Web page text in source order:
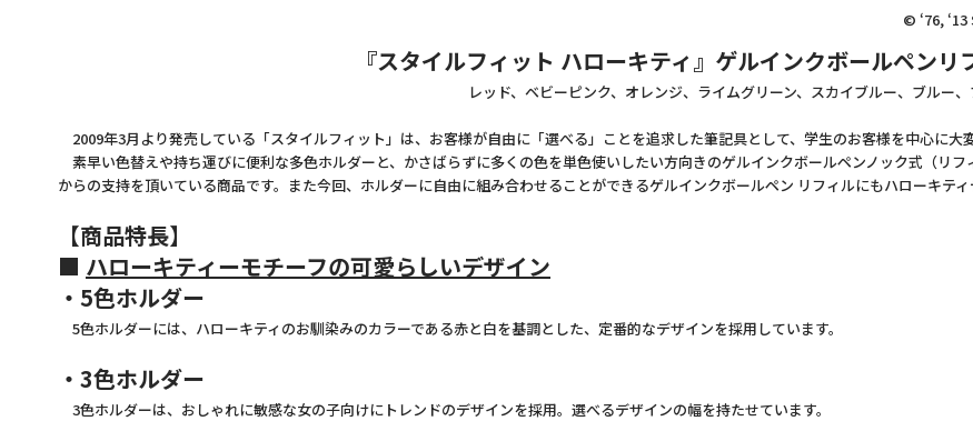
© ‘76, ‘13
『スタイルフィット ハローキティ』ゲルインクボールペン
レッド、ベビーピンク、オレンジ、ライムグリーン、スカイブルー、ブルー
2009年3月より発売している「スタイルフィット」は、お客様が自由に「選べる」ことを追求した筆記具として、学生のお客様を中心に大
素早い色替えや持ち運びに便利な多色ホルダーと、かさばらずに多くの色を単色使いしたい方向きのゲルインクボールペンノック式（リ
からの支持を頂いている商品です。また今回、ホルダーに自由に組み合わせることができるゲルインクボールペン リフィルにもハローキテ
【商品特長】
■ ハローキティーモチーフの可愛らしいデザイン
・5色ホルダー
5色ホルダーには、ハローキティのお馴染みのカラーである赤と白を基調とした、定番的なデザインを採用しています。
・3色ホルダー
3色ホルダーは、おしゃれに敏感な女の子向けにトレンドのデザインを採用。選べるデザインの幅を持たせています。